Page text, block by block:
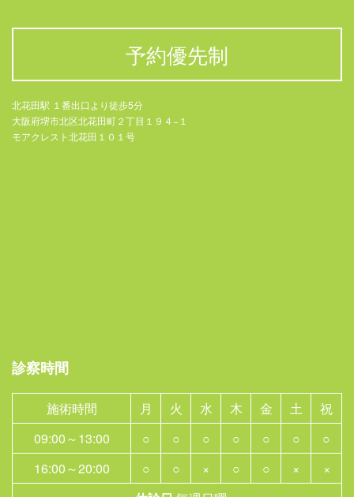
予約優先制
北花田駅 １番出口より徒步5分
大阪府堺市北区北花田町２丁目１９４−１
モアクレスト北花田１０１号
診察時間
施術時間 月 火 水 木 金 土 祝
09:00～13:00 ○ ○ ○ ○ ○ ○
○
16:00～20:00
○ ○ × ○ ○ × ×